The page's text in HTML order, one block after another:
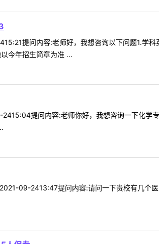
提问内容:老师好，我想咨询以下问题1.学
今年招生简章为准 ...
提问内容:老师你好，我想咨询一下化学
09-2413:47提问内容:请问一下贵校有几个